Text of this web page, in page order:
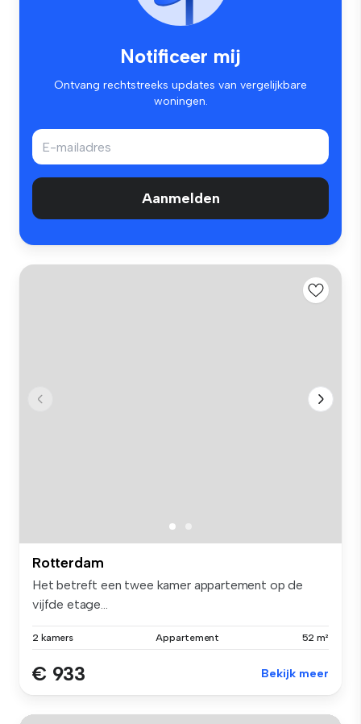
Notificeer mij
Ontvang rechtstreeks updates van vergelijkbare
woningen.
Aanmelden
Rotterdam
Het betreft een twee kamer appartement op de
vijfde etage...
2 kamers Appartement 52 m²
€ 933 Bekijk meer